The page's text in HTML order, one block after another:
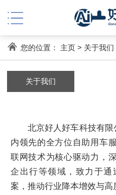
您的位置： 主页> 关于我们
关于我们
北京好人好车科技有
内领先的全方位自助用车
联网技术为核心驱动力，
企出行等领域，致力于
案，推动行业降本增效与高